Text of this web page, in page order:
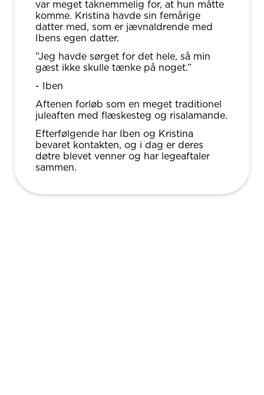
var meget taknemmelig for, at hun måtte
komme. Kristina havde sin femårige
datter med, som er jævnaldrende med
Ibens egen datter.
”Jeg havde sørget for det hele, så min
gæst ikke skulle tænke på noget.”
- Iben
Aftenen forløb som en meget traditionel
juleaften med flæskesteg og risalamande.
Efterfølgende har Iben og Kristina
bevaret kontakten, og i dag er deres
døtre blevet venner og har legeaftaler
sammen.